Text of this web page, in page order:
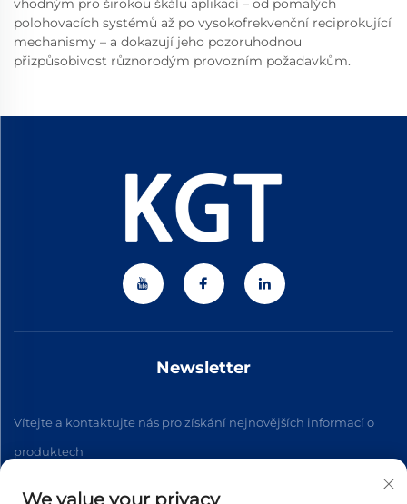
vhodným pro širokou škálu aplikací – od pomalých
polohovacích systémů až po vysokofrekvenční reciprokující
mechanismy – a dokazují jeho pozoruhodnou
přizpůsobivost různorodým provozním požadavkům.
Newsletter
Vítejte a kontaktujte nás pro získání nejnovějších informací o
produktech
We value your privacy